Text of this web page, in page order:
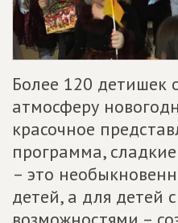
Более 120 детишек
атмосферу
красочное
программа,
– это
детей, а для детей